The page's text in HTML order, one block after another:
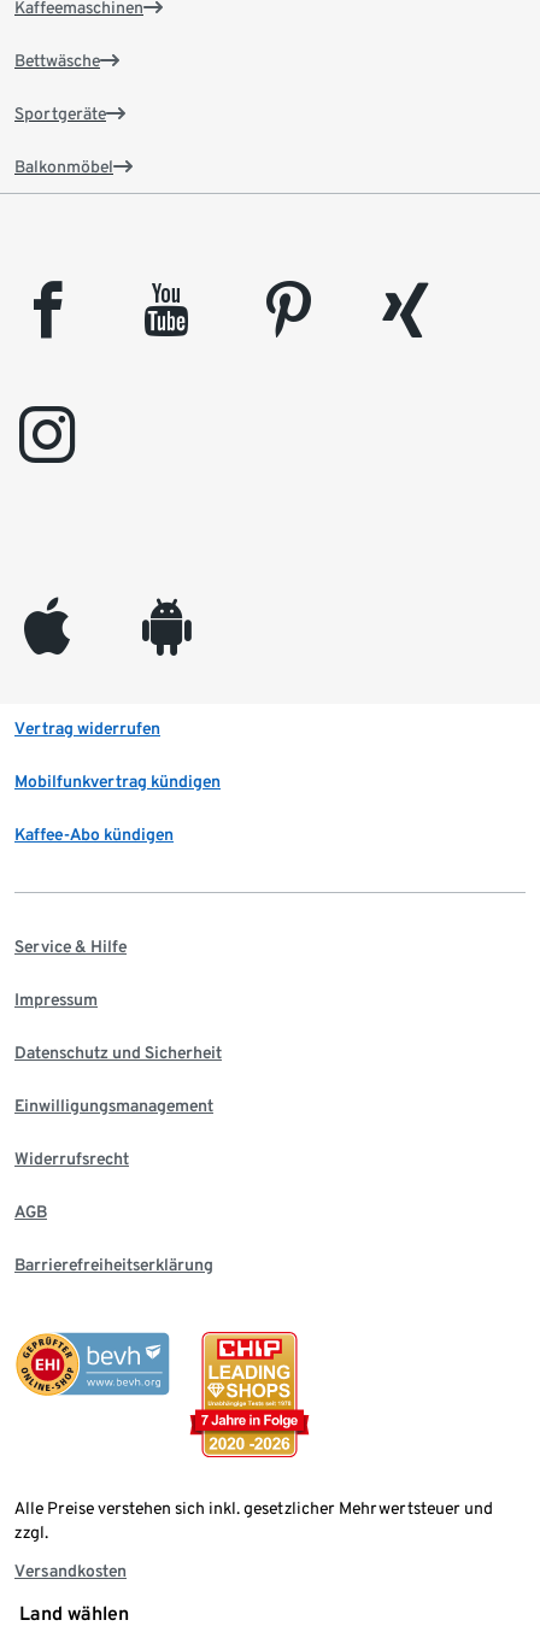
Kaffeemaschinen
Bettwäsche
Sportgeräte
Balkonmöbel
facebook youtube pinterest
xing
instagram
appleinc android
Vertrag widerrufen
Mobilfunkvertrag kündigen
Kaffee-Abo kündigen
Service & Hilfe
Impressum
Datenschutz und Sicherheit
Einwilligungsmanagement
Widerrufsrecht
AGB
Barrierefreiheitserklärung
Alle Preise verstehen sich inkl. gesetzlicher Mehrwertsteuer und
zzgl.
Versandkosten
Land wählen